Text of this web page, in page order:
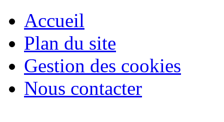
Accueil
Plan du site
Gestion des cookies
Nous contacter